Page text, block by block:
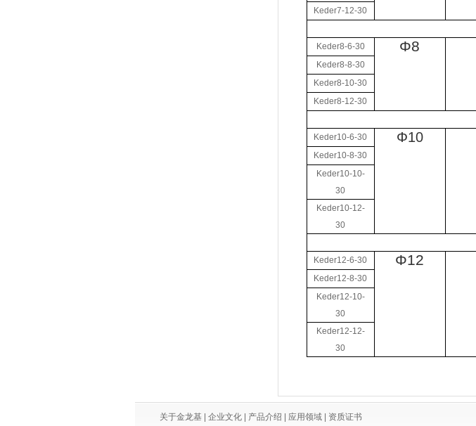
Keder7-12-30
Keder8-6-30 Φ8
Keder8-8-30
Keder8-10-30
Keder8-12-30
Keder10-6-30 Φ10
Keder10-8-30
Keder10-10-
30
Keder10-12-
30
Keder12-6-30 Φ12
Keder12-8-30
Keder12-10-
30
Keder12-12-
30
关于金龙基 企业文化| 产品介绍 应用领域| 资质证书